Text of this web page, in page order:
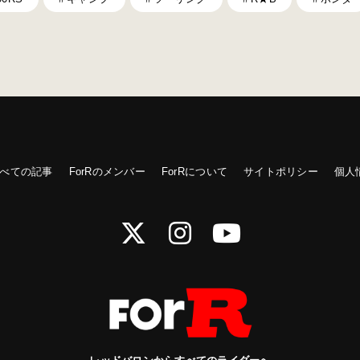
ての記事 ForRのメンバー ForRについて サイトポリシー 個人